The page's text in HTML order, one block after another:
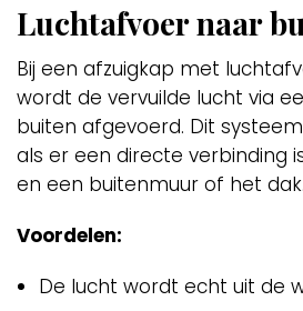
Luchtafvoer naar
Bij een afzuigkap met
wordt de vervuilde lucht via
buiten afgevoerd. Dit
als er een directe verbinding
en een buitenmuur of het dak.
Voordelen:
De lucht wordt echt uit de